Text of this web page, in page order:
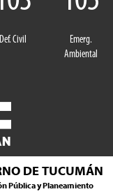
Def. Civil
Emerg.
Ambiental
DE TUCUMÁN
Pública y Planeamiento